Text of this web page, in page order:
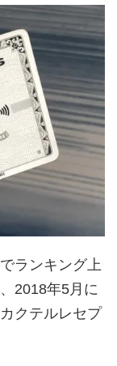
ランキング上
2018年5月に
クテルレセプ